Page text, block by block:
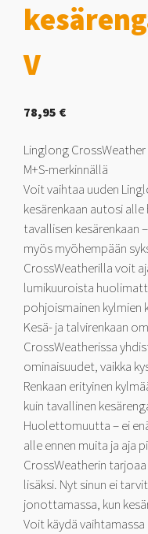
V
78,95 €
Linglong
M+S-merkinnällä
Voit vaihtaa uuden
kesärenkaan autosi
tavallisen kesärenkaan
myös myöhempään
CrossWeatherilla voit
lumikuuroista
pohjoismainen kylmien
Kesä- ja talvirenkaan
CrossWeatherissa
ominaisuudet, vaikka
Renkaan erityinen
kuin tavallinen
Huolettomuutta – ei
alle ennen muita ja aja
CrossWeatherin
lisäksi. Nyt sinun ei
jonottamassa, kun
Voit käydä